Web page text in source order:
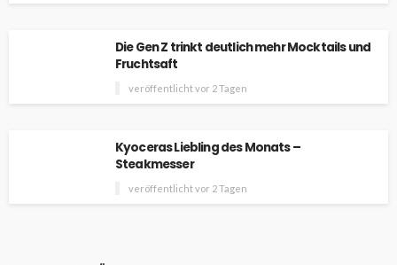
Die Gen Z trinkt deutlich mehr Mocktails und
Fruchtsaft
veröffentlicht vor 2 Tagen
Kyoceras Liebling des Monats –
Steakmesser
veröffentlicht vor 2 Tagen